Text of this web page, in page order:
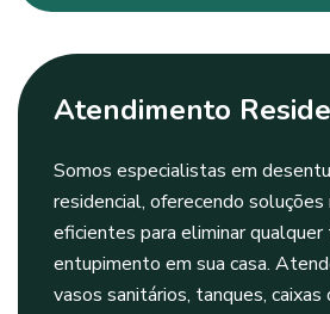
Atendimento
Somos especialistas em
residencial, oferecendo soluções
eficientes para eliminar
entupimento em sua casa.
vasos sanitários, tanques, caixas